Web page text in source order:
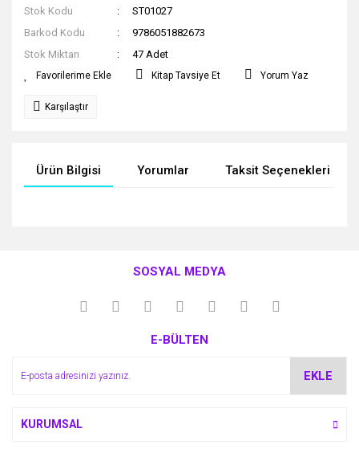
Stok Kodu
ST01027
Barkod Kodu
9786051882673
Stok Miktarı
47 Adet
Kitap Tavsiye Et Yorum Yaz
Karşılaştır
Ürün Bilgisi Yorumlar Taksit Seçenekleri
kullanarak tarafımıza iletebilirsiniz.
Görüş ve önerileriniz için teşekkür ederiz.
Ürün açıklamasında eksik bilgiler bulunuyor.
SOSYAL MEDYA
E-BÜLTEN
EKLE
KURUMSAL